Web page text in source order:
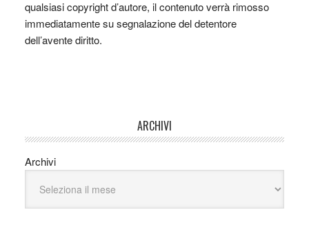
qualsiasi copyright d’autore, il contenuto verrà rimosso
immediatamente su segnalazione del detentore
dell’avente diritto.
ARCHIVI
Archivi